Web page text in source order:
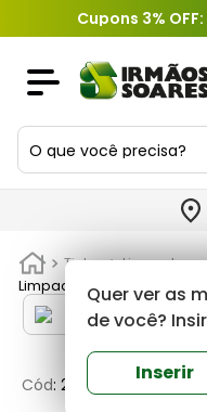
Cupons 3% OFF:
O que você precisa?
Quer ver as
de você?
Inserir
Tintas
Limpador 1 Litro Pedras
Cód:231894
TERMOS MAIS
2º
3º
porta
revestimento
5º
argamassa